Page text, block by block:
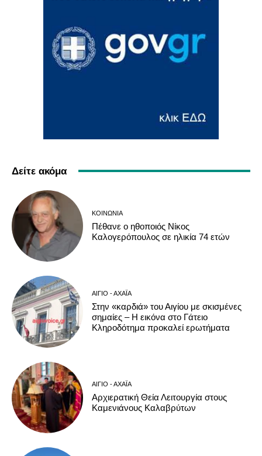
Δείτε ακόμα
ΚΟΙΝΩΝΊΑ
Πέθανε ο ηθοποιός Νίκος
Καλογερόπουλος σε ηλικία 74 ετών
ΑΊΓΙΟ - ΑΧΑΪ́Α
Στην «καρδιά» του Αιγίου με σκισμένες
σημαίες – Η εικόνα στο Γάτειο
Κληροδότημα προκαλεί ερωτήματα
ΑΊΓΙΟ - ΑΧΑΪ́Α
Αρχιερατική Θεία Λειτουργία στους
Καμενιάνους Καλαβρύτων